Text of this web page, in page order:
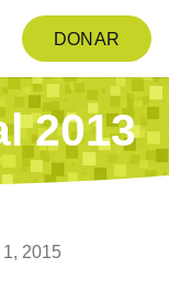
DONAR
2013
2015